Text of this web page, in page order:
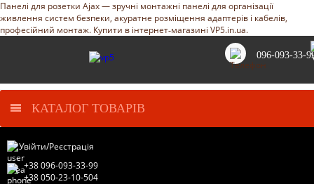
Панелі для розетки Ajax — зручні монтажні панелі для організації
живлення систем безпеки, акуратне розміщення адаптерів і кабелів,
професійний монтаж. Купити в інтернет‑магазині VP5.in.ua.
096-093-33-
КАТАЛОГ ТОВАРІВ
Увійти/Реєстрація
+38 096-093-33-99
+38 050-23-10-504